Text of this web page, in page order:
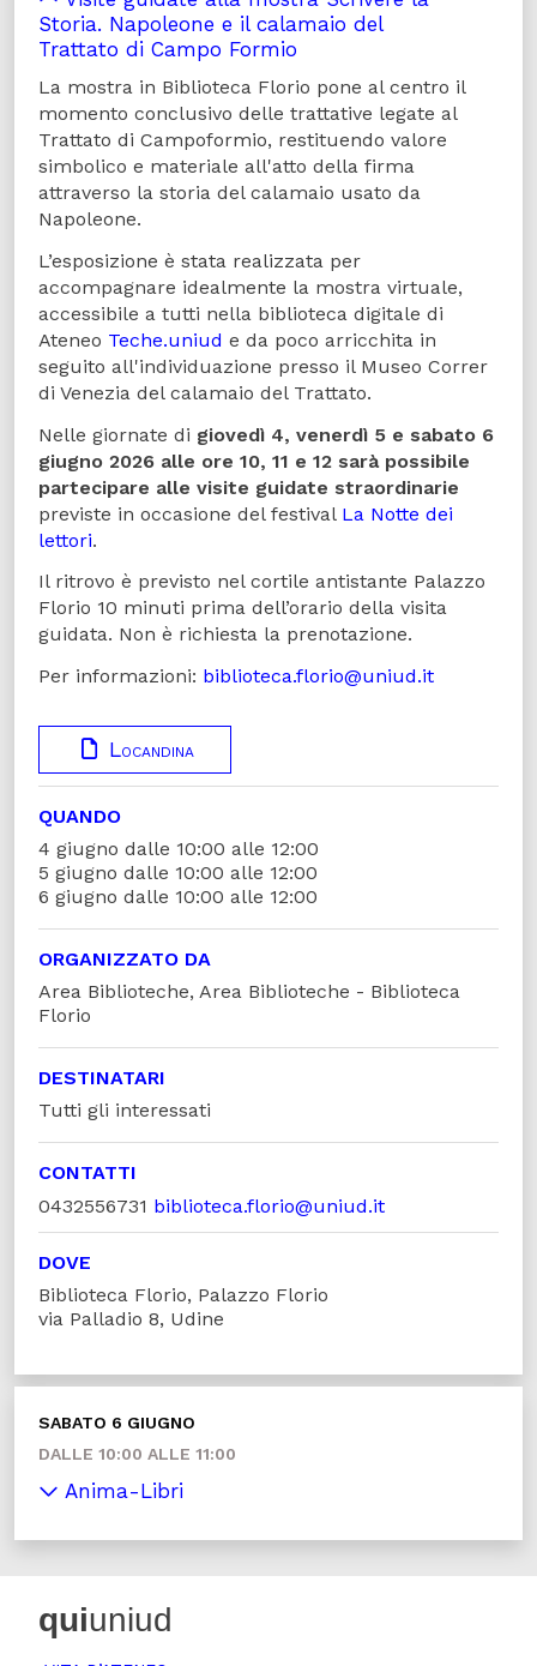
Storia. Napoleone e il calamaio del
Trattato di Campo Formio
La mostra in Biblioteca Florio pone al centro il
momento conclusivo delle trattative legate al
Trattato di Campoformio, restituendo valore
simbolico e materiale all'atto della firma
attraverso la storia del calamaio usato da
Napoleone.
L’esposizione è stata realizzata per
accompagnare idealmente la mostra virtuale,
accessibile a tutti nella biblioteca digitale di
Ateneo Teche.uniud e da poco arricchita in
seguito all'individuazione presso il Museo Correr
di Venezia del calamaio del Trattato.
Nelle giornate di giovedì 4, venerdì 5 e sabato 6
giugno 2026 alle ore 10, 11 e 12 sarà possibile
partecipare alle visite guidate straordinarie
previste in occasione del festival La Notte dei
lettori.
Il ritrovo è previsto nel cortile antistante Palazzo
Florio 10 minuti prima dell’orario della visita
guidata. Non è richiesta la prenotazione.
Per informazioni: biblioteca.florio@uniud.it
Locandina
QUANDO
4 giugno dalle 10:00 alle 12:00
5 giugno dalle 10:00 alle 12:00
6 giugno dalle 10:00 alle 12:00
ORGANIZZATO DA
Area Biblioteche, Area Biblioteche - Biblioteca
Florio
DESTINATARI
Tutti gli interessati
CONTATTI
0432556731 biblioteca.florio@uniud.it
DOVE
Biblioteca Florio, Palazzo Florio
via Palladio 8, Udine
SABATO 6 GIUGNO
DALLE 10:00 ALLE 11:00
Anima-Libri
quiuniud